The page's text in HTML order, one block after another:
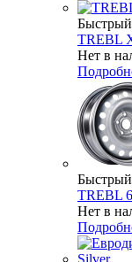
TREBL
Нет в
TREBL
Нет в